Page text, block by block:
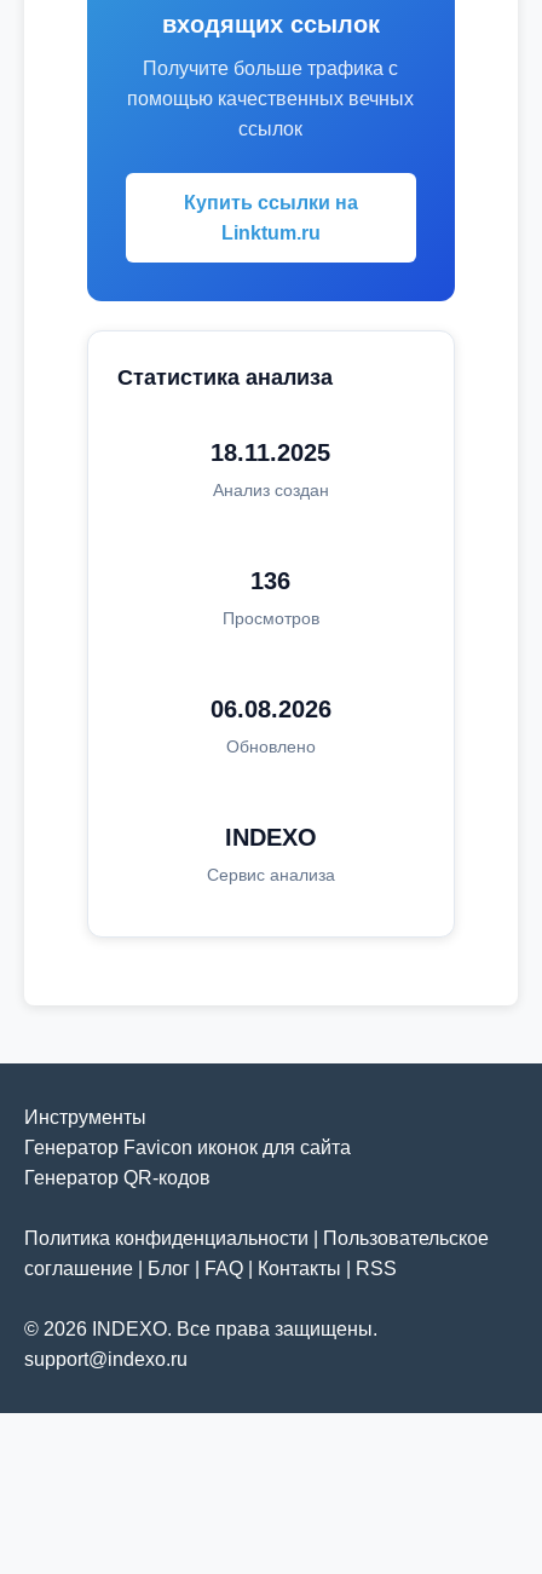
входящих ссылок
Получите больше трафика с
помощью качественных вечных
ссылок
Купить ссылки на
Linktum.ru
Статистика анализа
18.11.2025
Анализ создан
136
Просмотров
06.08.2026
Обновлено
INDEXO
Сервис анализа
Инструменты
Генератор Favicon иконок для сайта
Генератор QR-кодов
Политика конфиденциальности
Пользовательское
соглашение
Блог FAQ Контакты RSS
© 2026 INDEXO. Все права защищены.
support@indexo.ru